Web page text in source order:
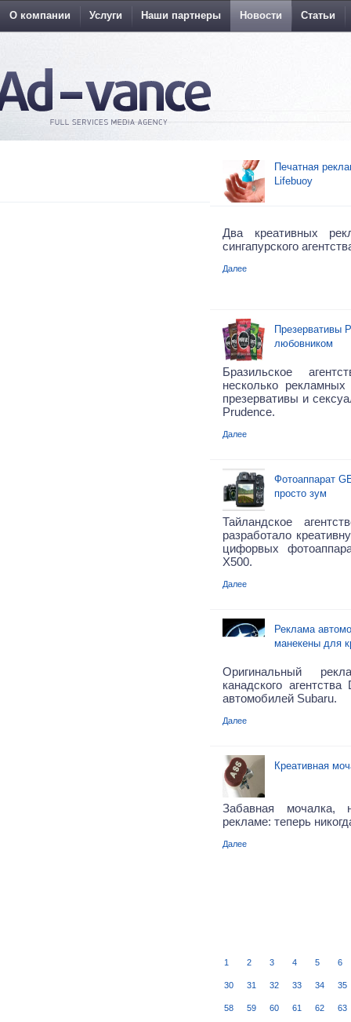
О компании Услуги Наши партнеры Новости Статьи
Печатная
Lifebuoy
Два креативных
сингапурского
Далее
Презервативы
любовником
Бразильское
несколько рекламных
презервативы и
Prudence.
Далее
Фотоаппарат
просто зум
Тайландское
разработало
цифорвых
X500.
Далее
Реклама
манекены для
Оригинальный
канадского
автомобилей Subaru.
Далее
Креативная
Забавная
рекламе: теперь
Далее
1 2 3 4 5 6
30 31 32 33 34 35
58 59 60 61 62 63